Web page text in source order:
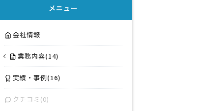
メニュー
会社情報
業務内容(14)
実績・事例(16)
クチコミ(0)